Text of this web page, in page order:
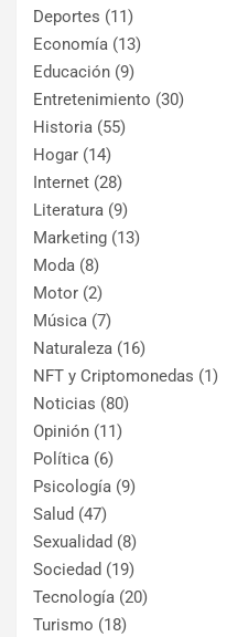
Deportes (11)
Economía (13)
Educación (9)
Entretenimiento (30)
Historia (55)
Hogar (14)
Internet (28)
Literatura (9)
Marketing (13)
Moda (8)
Motor (2)
Música (7)
Naturaleza (16)
NFT y Criptomonedas (1)
Noticias (80)
Opinión (11)
Política (6)
Psicología (9)
Salud (47)
Sexualidad (8)
Sociedad (19)
Tecnología (20)
Turismo (18)